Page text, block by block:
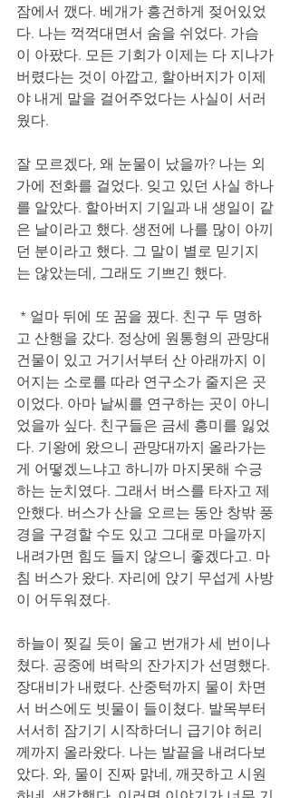
잠에서 깼다. 베개가 흥건하게 젖어있었
다. 나는 꺽꺽대면서 숨을 쉬었다. 가슴
이 아팠다. 모든 기회가 이제는 다 지나가
버렸다는 것이 아깝고, 할아버지가 이제
야 내게 말을 걸어주었다는 사실이 서러
웠다.
잘 모르겠다, 왜 눈물이 났을까? 나는 외
가에 전화를 걸었다. 잊고 있던 사실 하나
를 알았다. 할아버지 기일과 내 생일이 같
은 날이라고 했다. 생전에 나를 많이 아끼
던 분이라고 했다. 그 말이 별로 믿기지
는 않았는데, 그래도 기쁘긴 했다.
고 산행을 갔다. 정상에 원통형의 관망대
건물이 있고 거기서부터 산 아래까지 이
어지는 소로를 따라 연구소가 줄지은 곳
이었다. 아마 날씨를 연구하는 곳이 아니
었을까 싶다. 친구들은 금세 흥미를 잃었
다. 기왕에 왔으니 관망대까지 올라가는
게 어떻겠느냐고 하니까 마지못해 수긍
하는 눈치였다. 그래서 버스를 타자고 제
안했다. 버스가 산을 오르는 동안 창밖 풍
경을 구경할 수도 있고 그대로 마을까지
내려가면 힘도 들지 않으니 좋겠다고. 마
침 버스가 왔다. 자리에 앉기 무섭게 사방
이 어두워졌다.
하늘이 찢길 듯이 울고 번개가 세 번이나
쳤다. 공중에 벼락의 잔가지가 선명했다.
장대비가 내렸다. 산중턱까지 물이 차면
서 버스에도 빗물이 들이쳤다. 발목부터
서서히 잠기기 시작하더니 급기야 허리
께까지 올라왔다. 나는 발끝을 내려다보
았다. 와, 물이 진짜 맑네, 깨끗하고 시원